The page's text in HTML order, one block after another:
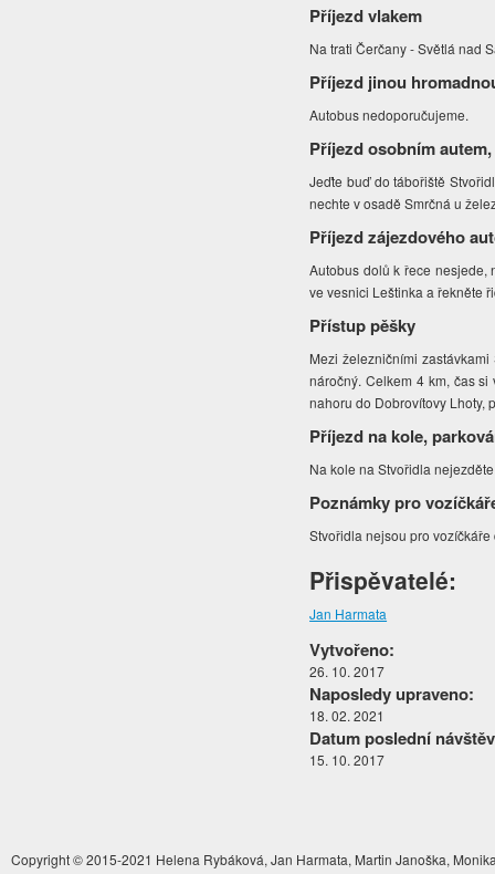
Příjezd vlakem
Na trati Čerčany - Světlá nad
Příjezd jinou
Autobus nedoporučujeme.
Příjezd osobním
Jeďte buď do tábořiště
nechte v osadě Smrčná u
Příjezd zájezdového
Autobus dolů k řece nesjede,
ve vesnici Leštinka a řekněte
Přístup pěšky
Mezi železničními
náročný. Celkem 4 km, čas
nahoru do Dobrovítovy Lhoty,
Příjezd na kole,
Na kole na Stvořidla
Poznámky pro
Stvořidla nejsou pro
Přispěvatelé:
Jan Harmata
Vytvořeno:
26. 10. 2017
Naposledy upraveno:
18. 02. 2021
Datum poslední
15. 10. 2017
Copyright © 2015-2021 Helena Rybáková, Jan Harmata, Martin Janoška,